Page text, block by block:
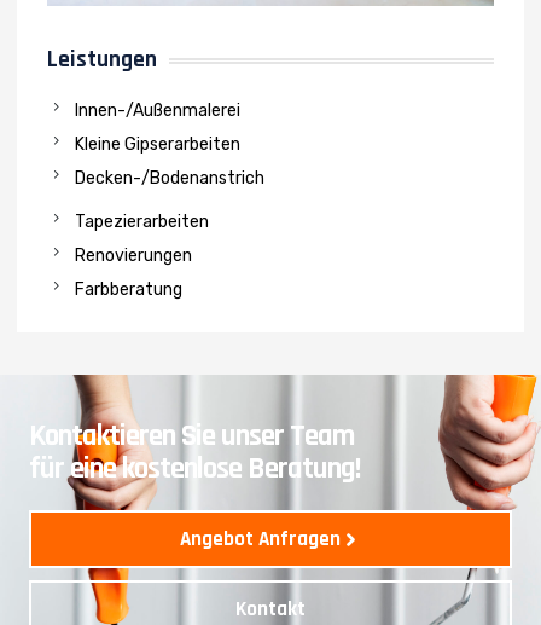
Leistungen
Innen-/Außenmalerei
Kleine Gipserarbeiten
Decken-/Bodenanstrich
Tapezierarbeiten
Renovierungen
Farbberatung
Kontaktieren Sie unser Team
für eine kostenlose Beratung!
Angebot Anfragen
Kontakt